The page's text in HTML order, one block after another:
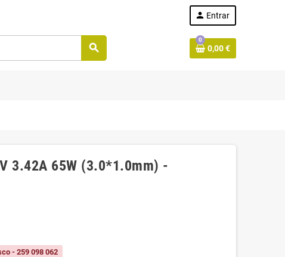
person Entrar
search
0
0,00 €
3.42A 65W (3.0*1.0mm) -
- 259 098 062